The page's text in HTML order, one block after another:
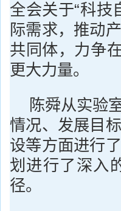
全会关于“科技
际需求，推动
共同体，力争
更大力量。
陈舜从实验
情况、发展目
设等方面进行
划进行了深入
径。